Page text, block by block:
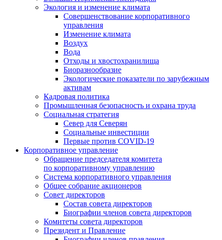
Экология и изменение климата
Совершенствование корпоративного
управления
Изменение климата
Воздух
Вода
Отходы и хвостохранилища
Биоразнообразие
Экологические показатели по зарубежным
активам
Кадровая политика
Промышленная безопасность и охрана труда
Социальная стратегия
Север для Северян
Социальные инвестиции
Первые против COVID‑19
Корпоративное управление
Обращение председателя комитета
по корпоративному управлению
Система корпоративного управления
Общее собрание акционеров
Совет директоров
Состав совета директоров
Биографии членов совета директоров
Комитеты совета директоров
Президент и Правление